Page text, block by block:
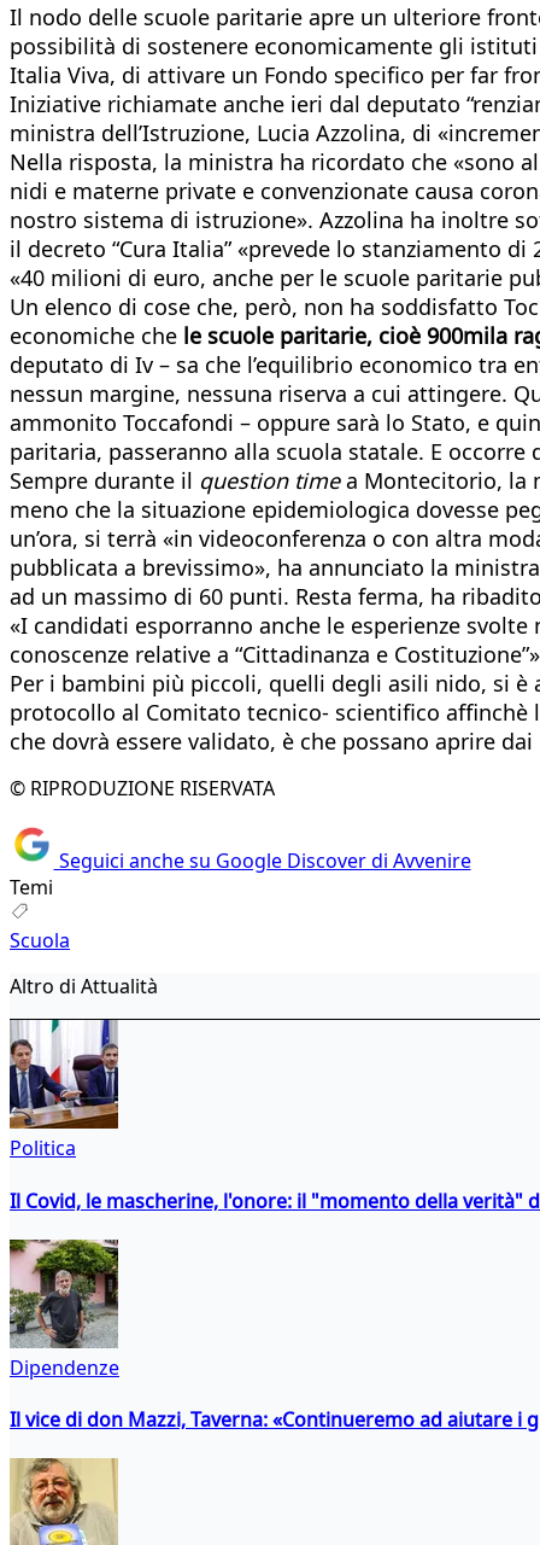
Il nodo delle scuole paritarie apre un ulteriore
possibilità di sostenere economicamente gli
Italia Viva, di attivare un Fondo specifico per far
Iniziative richiamate anche ieri dal deputato
ministra dell’Istruzione, Lucia Azzolina, di
Nella risposta, la ministra ha ricordato che «sono
nidi e materne private e convenzionate causa
nostro sistema di istruzione». Azzolina ha inoltre
il decreto “Cura Italia” «prevede lo stanziamento
«40 milioni di euro, anche per le scuole paritarie
Un elenco di cose che, però, non ha soddisfatto
economiche che le scuole paritarie, cioè 900mila
deputato di Iv – sa che l’equilibrio economico tra
nessun margine, nessuna riserva a cui attingere.
ammonito Toccafondi – oppure sarà lo Stato, e
paritaria, passeranno alla scuola statale. E
Sempre durante il question timea Montecitorio, la
meno che la situazione epidemiologica dovesse
un’ora, si terrà «in videoconferenza o con altra
pubblicata a brevissimo», ha annunciato la
ad un massimo di 60 punti. Resta ferma, ha
«I candidati esporranno anche le esperienze
conoscenze relative a “Cittadinanza e
Per i bambini più piccoli, quelli degli asili nido, si
protocollo al Comitato tecnico- scientifico
che dovrà essere validato, è che possano aprire
© RIPRODUZIONE RISERVATA
Seguici anche su Google Discover di Avvenire
Temi
Scuola
Altro di Attualità
Politica
Il Covid, le mascherine, l'onore: il "momento della verità"
Dipendenze
Il vice di don Mazzi, Taverna: «Continueremo ad aiutare i